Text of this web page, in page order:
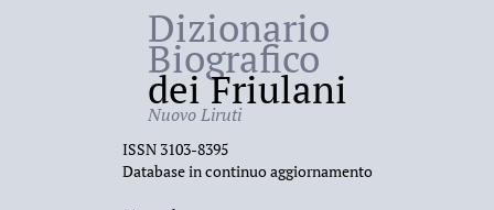
Dizionario
Biografico
dei Friulani
Nuovo Liruti
ISSN 3103-8395
Database in continuo aggiornamento